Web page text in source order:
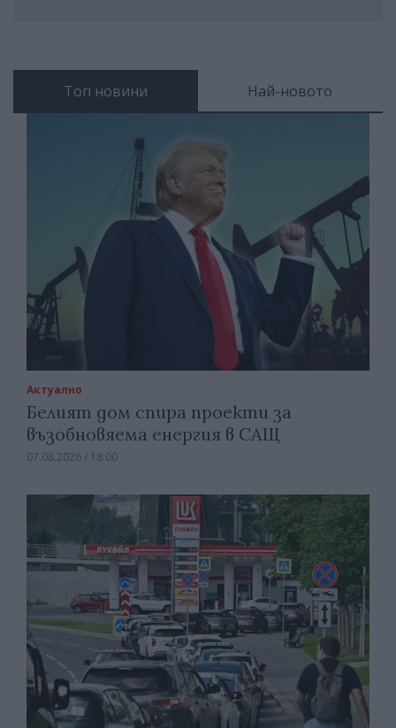
Топ новини Най-новото
Актуално
Белият дом спира проекти за
възобновяема енергия в САЩ
07.08.2026 / 18:00